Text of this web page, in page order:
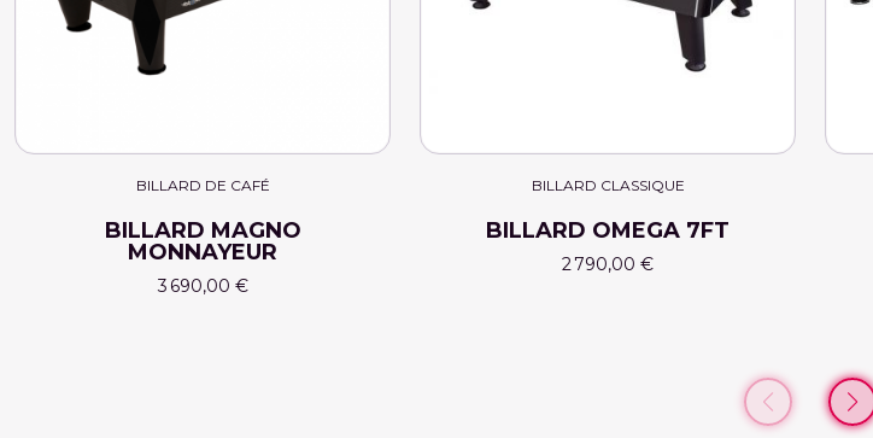
BILLARD DE CAFÉ
BILLARD MAGNO
MONNAYEUR
3 690,00 €
BILLARD CLASSIQUE
BILLARD OMEGA 7FT
2 790,00 €